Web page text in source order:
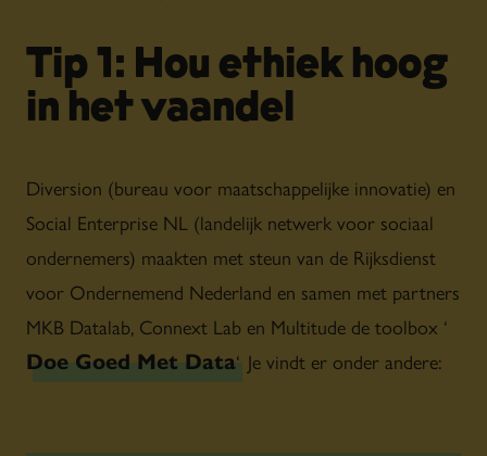
Tip 1: Hou ethiek hoog
in het vaandel
Diversion (bureau voor maatschappelijke innovatie) en
Social Enterprise NL (landelijk netwerk voor sociaal
ondernemers) maakten met steun van de Rijksdienst
voor Ondernemend Nederland en samen met partners
MKB Datalab, Connext Lab en Multitude de toolbox ‘
Doe Goed Met Data‘. Je vindt er onder andere: